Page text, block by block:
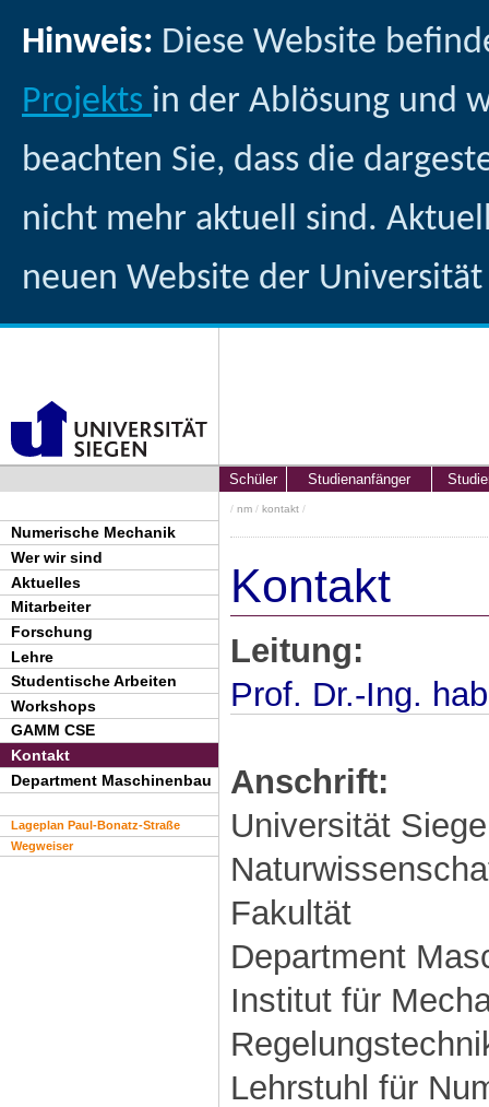
Hinweis: Diese Website
Projekts in der Ablösung und
beachten Sie, dass die
nicht mehr aktuell sind.
neuen Website der
Numerische Mechanik
Wer wir sind
Aktuelles
Mitarbeiter
Forschung
Lehre
Studentische Arbeiten
Workshops
GAMM CSE
Kontakt
Department Maschinenbau
Lageplan Paul-Bonatz-Straße
Wegweiser
Schüler Studienanfänger
/ nm / kontakt /
Kontakt
Leitung:
Prof. Dr.-Ing.
Anschrift:
Universität
Fakultät
Department
Institut für
Lehrstuhl für